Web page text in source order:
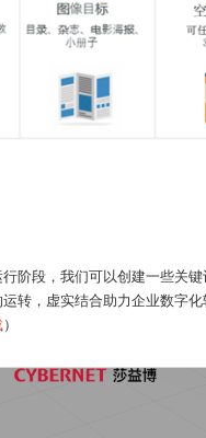
阶段，我们可以创建一些关
转，虚实结合助力企业数字化
）